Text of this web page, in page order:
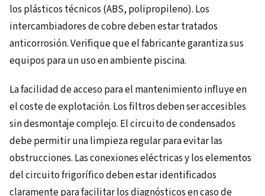
los plásticos técnicos (ABS, polipropileno). Los
intercambiadores de cobre deben estar tratados
anticorrosión. Verifique que el fabricante garantiza sus
equipos para un uso en ambiente piscina.
La facilidad de acceso para el mantenimiento influye en
el coste de explotación. Los filtros deben ser accesibles
sin desmontaje complejo. El circuito de condensados
debe permitir una limpieza regular para evitar las
obstrucciones. Las conexiones eléctricas y los elementos
del circuito frigorífico deben estar identificados
claramente para facilitar los diagnósticos en caso de